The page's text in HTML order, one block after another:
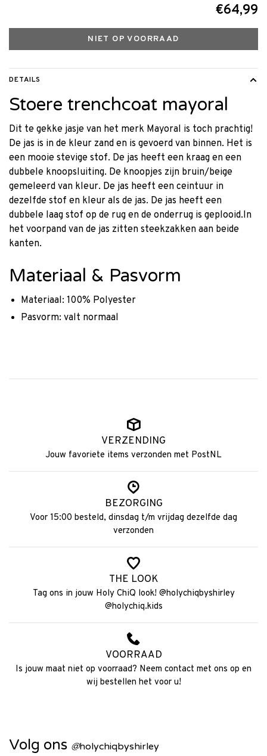
€64,99
NIET OP VOORRAAD
DETAILS
Stoere trenchcoat mayoral
Dit te gekke jasje van het merk Mayoral is toch prachtig!
De jas is in de kleur zand en is gevoerd van binnen. Het is
een mooie stevige stof. De jas heeft een kraag en een
dubbele knoopsluiting. De knoopjes zijn bruin/beige
gemeleerd van kleur. De jas heeft een ceintuur in
dezelfde stof en kleur als de jas. De jas heeft een
dubbele laag stof op de rug en de onderrug is geplooid.In
het voorpand van de jas zitten steekzakken aan beide
kanten.
Materiaal & Pasvorm
Materiaal: 100% Polyester
Pasvorm: valt normaal
VERZENDING
Jouw favoriete items verzonden met PostNL
BEZORGING
Voor 15:00 besteld, dinsdag t/m vrijdag dezelfde dag
verzonden
THE LOOK
Tag ons in jouw Holy ChiQ look! @holychiqbyshirley
@holychiq.kids
VOORRAAD
Is jouw maat niet op voorraad? Neem contact met ons op en
wij bestellen het voor u!
Volg ons @holychiqbyshirley